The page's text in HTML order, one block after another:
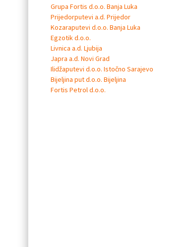
Grupa Fortis d.o.o. Banja Luka
Prijedorputevi a.d. Prijedor
Kozaraputevi d.o.o. Banja Luka
Egzotik d.o.o.
Livnica a.d. Ljubija
Japra a.d. Novi Grad
Ilidžaputevi d.o.o. Istočno Sarajevo
Bijeljina put d.o.o. Bijeljina
Fortis Petrol d.o.o.